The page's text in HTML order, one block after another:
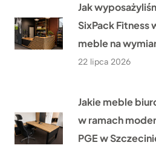
Jak
SixPack Fitness
meble na
22 lipca 2026
Jakie meble
w ramach
PGE w